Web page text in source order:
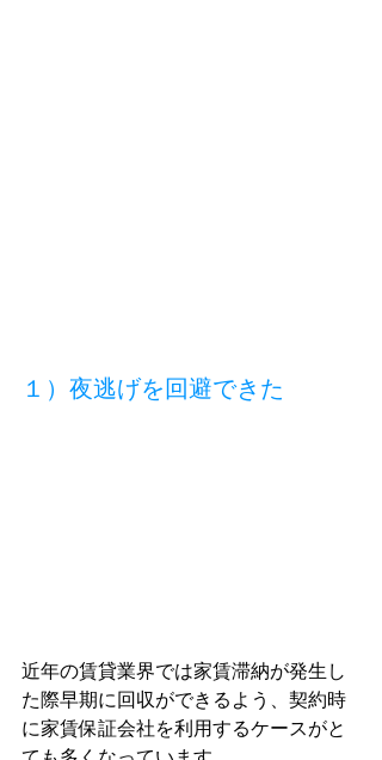
１）夜逃げを回避できた
近年の賃貸業界では家賃滞納が発生し
た際早期に回収ができるよう、契約時
に家賃保証会社を利用するケースがと